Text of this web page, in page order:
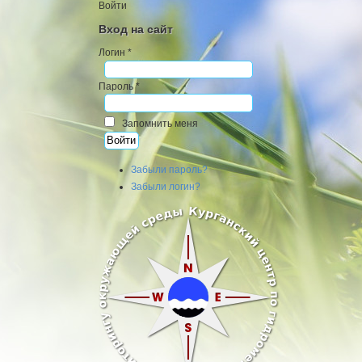
Войти
Вход на сайт
Логин *
Пароль *
Запомнить меня
Забыли пароль?
Забыли логин?